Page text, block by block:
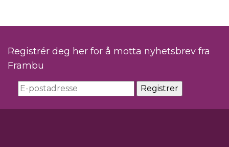
Registrér deg her for å motta nyhetsbrev fra
Frambu